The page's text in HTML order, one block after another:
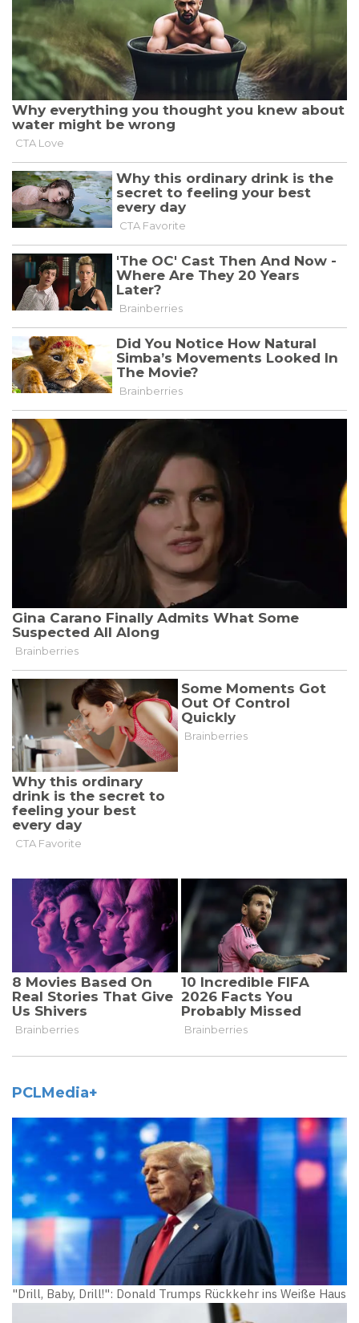
PCLMedia+
"Drill, Baby, Drill!": Donald Trumps Rückkehr ins Weiße Haus